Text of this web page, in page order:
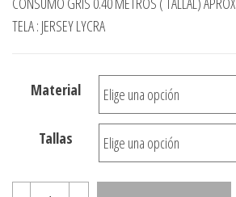
desde
hasta
$7.900
TELA : JERSEY LYCRA
Material
Tallas
E514